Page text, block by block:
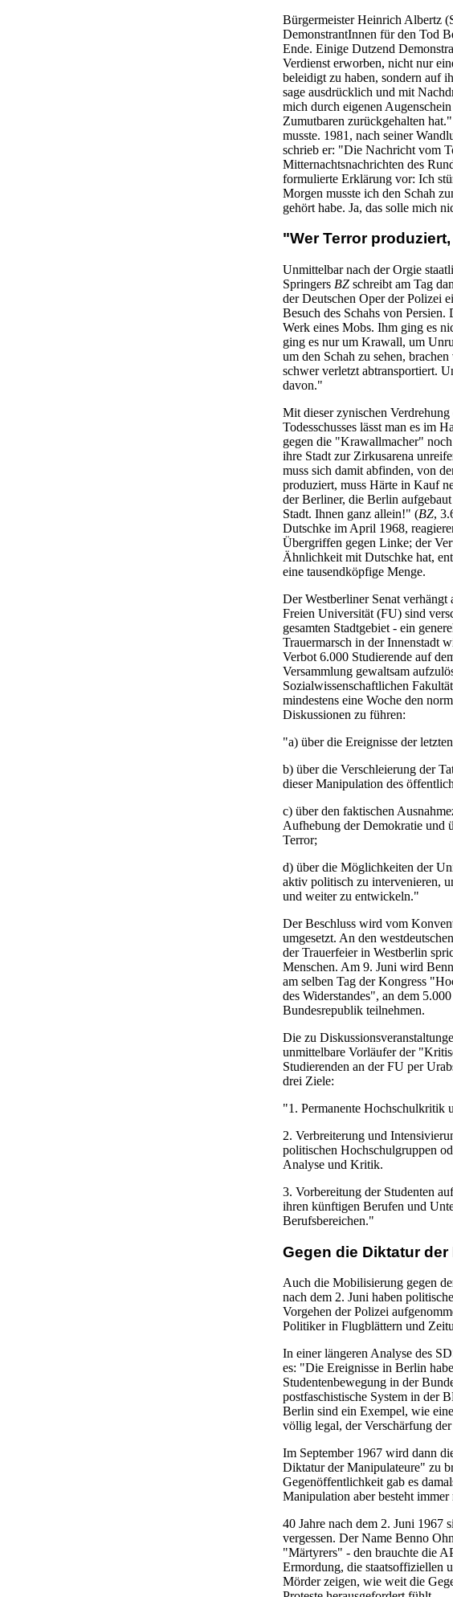
Bürgermeister Heinrich Albertz
DemonstrantInnen für den Tod
Ende. Einige Dutzend
Verdienst erworben, nicht nur
beleidigt zu haben, sondern auf
sage ausdrücklich und mit
mich durch eigenen
Zumutbaren zurückgehalten
musste. 1981, nach seiner
schrieb er: "Die Nachricht vom
Mitternachtsnachrichten des
formulierte Erklärung vor: Ich
Morgen musste ich den Schah
gehört habe. Ja, das solle mich
"Wer Terror
Unmittelbar nach der Orgie
Springers BZ schreibt am Tag
der Deutschen Oper der Polizei
Besuch des Schahs von
Werk eines Mobs. Ihm ging es
ging es nur um Krawall, um
um den Schah zu sehen,
schwer verletzt abtransportiert.
davon."
Mit dieser zynischen
Todesschusses lässt man es im
gegen die "Krawallmacher"
ihre Stadt zur Zirkusarena
muss sich damit abfinden, von
produziert, muss Härte in Kauf
der Berliner, die Berlin
Stadt. Ihnen ganz allein!" (BZ,
Dutschke im April 1968,
Übergriffen gegen Linke; der
Ähnlichkeit mit Dutschke hat,
eine tausendköpfige Menge.
Der Westberliner Senat
Freien Universität (FU) sind
gesamten Stadtgebiet - ein
Trauermarsch in der Innenstadt
Verbot 6.000 Studierende auf
Versammlung gewaltsam
Sozialwissenschaftlichen
mindestens eine Woche den
Diskussionen zu führen:
"a) über die Ereignisse der
b) über die Verschleierung der
dieser Manipulation des
c) über den faktischen
Aufhebung der Demokratie und
Terror;
d) über die Möglichkeiten der
aktiv politisch zu intervenieren,
und weiter zu entwickeln."
Der Beschluss wird vom
umgesetzt. An den
der Trauerfeier in Westberlin
Menschen. Am 9. Juni wird
am selben Tag der Kongress
des Widerstandes", an dem
Bundesrepublik teilnehmen.
Die zu
unmittelbare Vorläufer der
Studierenden an der FU per
drei Ziele:
"1. Permanente Hochschulkritik
2. Verbreiterung und
politischen Hochschulgruppen
Analyse und Kritik.
3. Vorbereitung der Studenten
ihren künftigen Berufen und
Berufsbereichen."
Gegen die Diktatur
Auch die Mobilisierung gegen
nach dem 2. Juni haben
Vorgehen der Polizei
Politiker in Flugblättern und
In einer längeren Analyse des
es: "Die Ereignisse in Berlin
Studentenbewegung in der
postfaschistische System in der
Berlin sind ein Exempel, wie
völlig legal, der Verschärfung
Im September 1967 wird dann
Diktatur der Manipulateure" zu
Gegenöffentlichkeit gab es
Manipulation aber besteht
40 Jahre nach dem 2. Juni 1967
vergessen. Der Name Benno
"Märtyrers" - den brauchte die
Ermordung, die staatsoffiziellen
Mörder zeigen, wie weit die